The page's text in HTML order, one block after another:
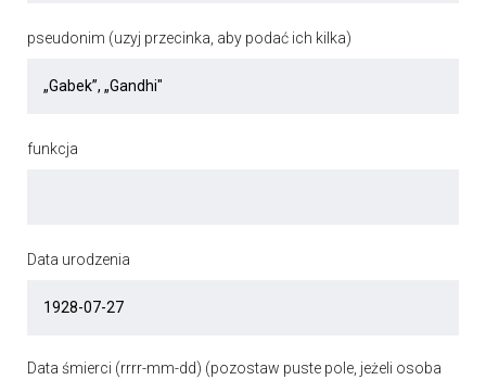
pseudonim (uzyj przecinka, aby podać ich kilka)
funkcja
Data urodzenia
Data śmierci (rrrr-mm-dd) (pozostaw puste pole, jeżeli osoba